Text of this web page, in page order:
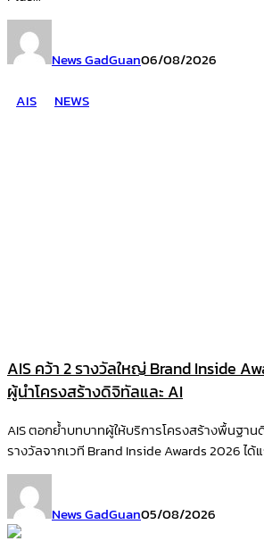
News GadGuan06/08/2026
AIS
NEWS
AIS คว้า 2 รางวัลใหญ่ Brand Inside
ผู้นำโครงสร้างดิจิทัลและ AI
AIS ตอกย้ำบทบาทผู้ให้บริการโครงสร้างพื้นฐาน
รางวัลจากเวที Brand Inside Awards 2026 ได้
News GadGuan05/08/2026